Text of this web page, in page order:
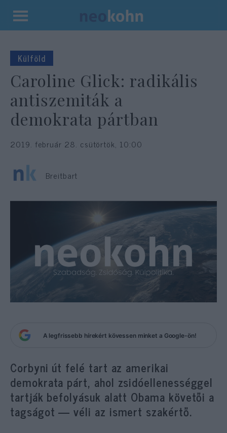
Kilépés
tartalomba
Külföld
Caroline Glick: radikális
antiszemiták a
demokrata pártban
2019. február 28. csütörtök, 10:00
Breitbart
A legfrissebb hírekért kövessen minket a Google-ön!
Corbyni út felé tart az amerikai
demokrata párt, ahol zsidóellenességgel
tartják befolyásuk alatt Obama követői a
tagságot — véli az ismert szakértő.